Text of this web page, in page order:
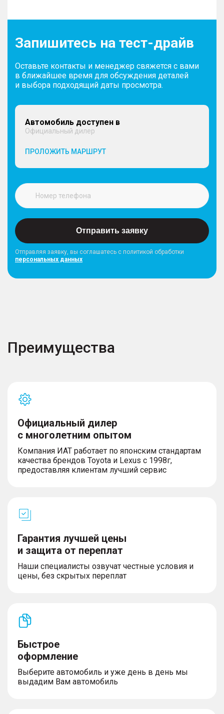
Запишитесь на тест-драйв
Оставьте контакты и менеджер свяжется с вами
в ближайшее время для обсуждения деталей
и выбора подходящий даты просмотра.
Автомобиль доступен в
Официальный дилер
ПРОЛОЖИТЬ МАРШРУТ
Отправить заявку
Отправляя заявку, вы соглашатесь с политикой обработки
персональных данных
Преимущества
Официальный дилер
с многолетним опытом
Компания ИАТ работает по японским стандартам
качества брендов Toyota и Lexus с 1998г,
предоставляя клиентам лучший сервис
Гарантия лучшей цены
и защита от переплат
Наши специалисты озвучат честные условия и
цены, без скрытых переплат
Быстрое
оформление
Выберите автомобиль и уже день в день мы
выдадим Вам автомобиль